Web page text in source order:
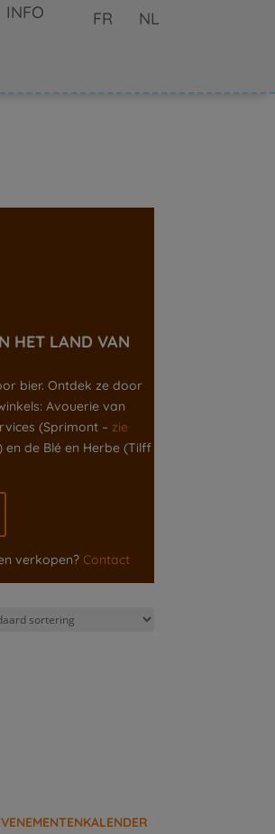
INFO FR
NL
HET LAND VAN
bier. Ontdek ze door
Avouerie van
(Sprimont – zie
en de Blé en Herbe (Tilff
verkopen? Contact